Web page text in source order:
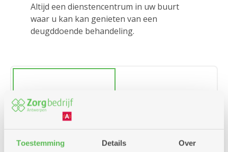
Toestemming Details Over
Altijd een dienstencentrum in uw buurt
waar u kan kan genieten van een
deugddoende behandeling.
Manicure